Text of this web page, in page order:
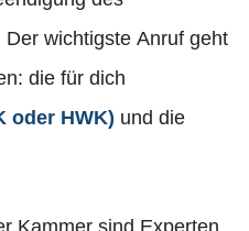
wichtigste Anruf geht
die für dich
oder HWK) und die